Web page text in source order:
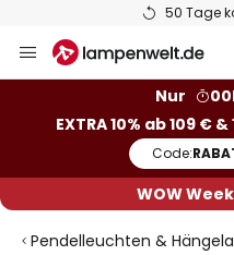
50 Tage
Inhalt
Nur
EXTRA 10% ab 109 € &
Code:
WOW
Pendelleuchten &